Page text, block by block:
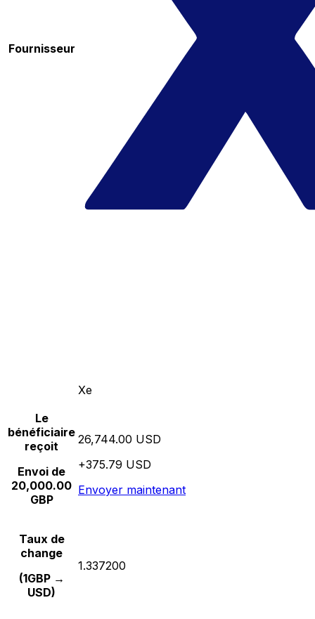
Fournisseur
Xe
Le
bénéficiaire
reçoit
Envoi de
20,000.00
GBP
26,744.00 USD
+375.79 USD
Envoyer maintenant
Taux de
change
(1GBP →
USD)
1.337200